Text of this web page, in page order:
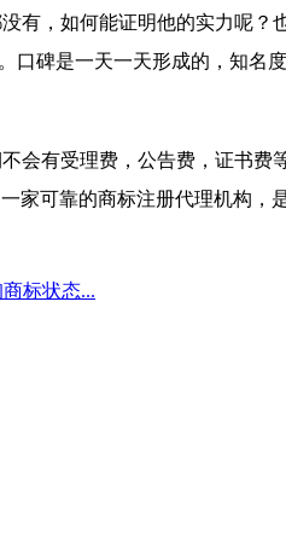
，如何能证明他的实力呢
碑是一天一天形成的，知名
有受理费，公告费，证书费
家可靠的商标注册代理机构，
标状态...